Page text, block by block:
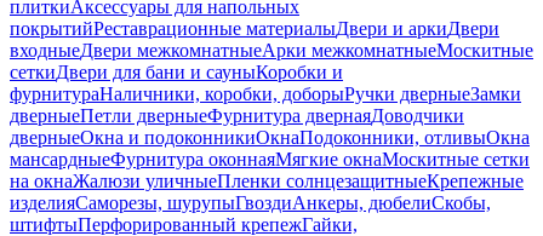
плиткиАксессуары для напольных
покрытийРеставрационные материалыДвери и аркиДвери
входныеДвери межкомнатныеАрки межкомнатныеМоскитные
сеткиДвери для бани и сауныКоробки и
фурнитураНаличники, коробки, доборыРучки дверныеЗамки
дверныеПетли дверныеФурнитура двернаяДоводчики
дверныеОкна и подоконникиОкнаПодоконники, отливыОкна
мансардныеФурнитура оконнаяМягкие окнаМоскитные сетки
на окнаЖалюзи уличныеПленки солнцезащитныеКрепежные
изделияСаморезы, шурупыГвоздиАнкеры, дюбелиСкобы,
штифтыПерфорированный крепежГайки,